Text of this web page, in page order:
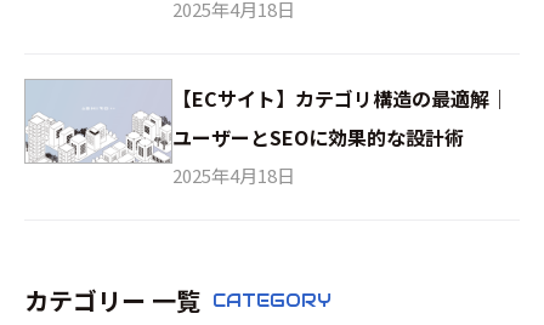
2025年4月18日
【ECサイト】カテゴリ構造の最適解｜
ユーザーとSEOに効果的な設計術
2025年4月18日
カテゴリー 一覧 CATEGORY